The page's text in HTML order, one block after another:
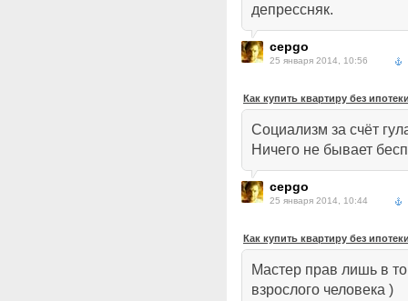
депрессняк.
cepgo
25 января 2014, 10:56
Как купить квартиру без
Социализм за счёт
Ничего не бывает
cepgo
25 января 2014, 10:44
Как купить квартиру без
Мастер прав лишь в
взрослого человека )